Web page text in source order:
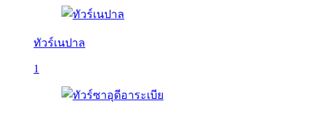
ทัวร์เนปาล
1